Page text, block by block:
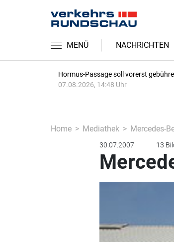
MENÜ NACHRICHTEN
Hormus-Passage soll vorerst
07.08.2026, 14:48 Uhr
Home Mediathek Mercedes-
30.07.2007 13